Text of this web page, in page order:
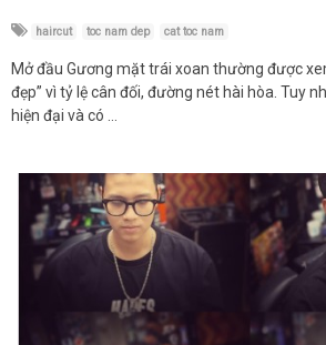
haircut toc nam dep cat toc nam
Mở đầu Gương mặt trái xoan thường được
đẹp” vì tỷ lệ cân đối, đường nét hài hòa. Tuy
hiện đại và có …